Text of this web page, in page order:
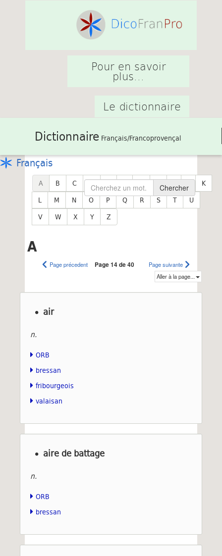
Pour en savoir
plus...
Le dictionnaire
Dictionnaire Français/Francoprovençal
Français
Chercher
A B C D E F G H I J
K
L
M N O P Q R S T
U
V
W X Y Z
A
Page précedent Page 14 de 40
Page suivante
Aller à la page...
air
n.
ORB
bressan
fribourgeois
valaisan
aire de battage
n.
ORB
bressan